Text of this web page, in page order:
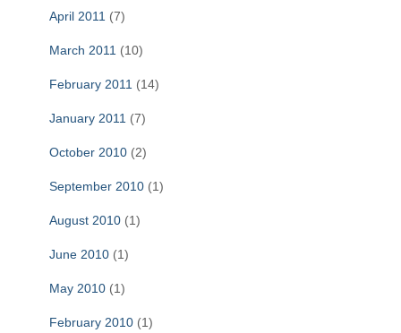
April 2011 (7)
March 2011 (10)
February 2011 (14)
January 2011 (7)
October 2010 (2)
September 2010 (1)
August 2010 (1)
June 2010 (1)
May 2010 (1)
February 2010 (1)